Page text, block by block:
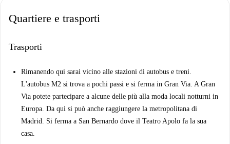
Quartiere e trasporti
Trasporti
Rimanendo qui sarai vicino alle stazioni di autobus e treni.
L'autobus M2 si trova a pochi passi e si ferma in Gran Via. A Gran
Via potete partecipare a alcune delle più alla moda locali notturni in
Europa. Da qui si può anche raggiungere la metropolitana di
Madrid. Si ferma a San Bernardo dove il Teatro Apolo fa la sua
casa.